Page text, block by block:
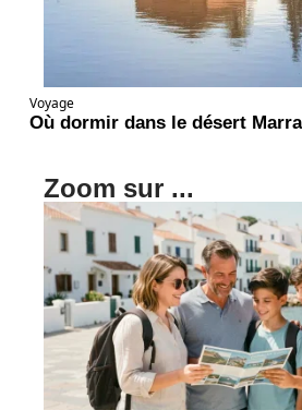
Voyage
Où dormir dans le désert
Zoom sur ...